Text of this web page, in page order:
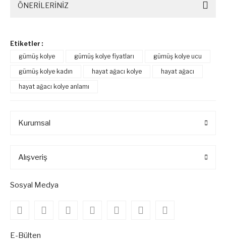
ÖNERİLERİNİZ
Etiketler :
gümüş kolye
gümüş kolye fiyatları
gümüş kolye ucu
gümüş kolye kadın
hayat ağacı kolye
hayat ağacı
hayat ağacı kolye anlamı
Kurumsal
Alışveriş
Sosyal Medya
E-Bülten